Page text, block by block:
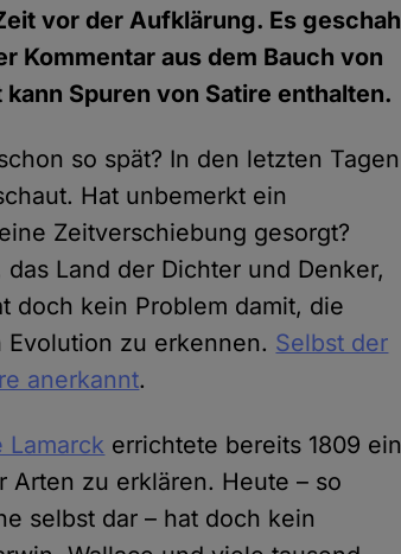
vor der Aufklärung. Es geschah
Kommentar aus dem Bauch von
Spuren von Satire enthalten.
so spät? In den letzten Tagen
Hat unbemerkt ein
Zeitverschiebung gesorgt?
Land der Dichter und Denker,
doch kein Problem damit, die
zu erkennen. Selbst der
anerkannt.
Lamarck errichtete bereits 1809 ein
Arten zu erklären. Heute – so
selbst dar – hat doch kein